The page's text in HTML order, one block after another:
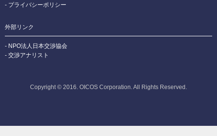
プライバシーポリシー
外部リンク
NPO法人日本交渉協会
交渉アナリスト
Copyright © 2016. OICOS Corporation. All Rights Reserved.